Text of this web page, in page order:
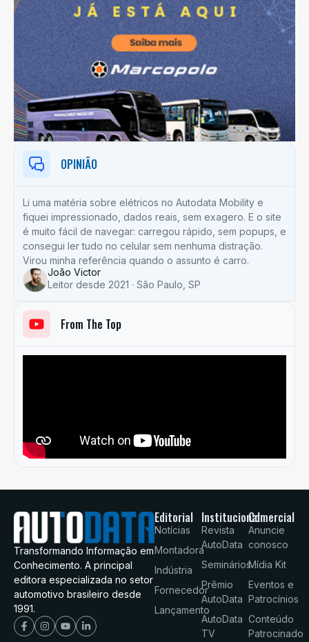
OPINIÃO
Li uma matéria sobre elétricos no Autodata Mobility e
fiquei impressionado, dados reais, sem exagero. E o site
é muito fácil de navegar: carregou rápido, sem popups, e
consegui ler tudo no celular sem nenhuma distração.
Virou minha referência quando o assunto é carro.
João Victor
Leitor desde 2021 · São Paulo, SP
From The Top
Transformando Informação em
Conhecimento. A principal
editora especializada no setor
automotivo brasileiro desde
1991.
Editorial
Notícias
Montadora
Indústria
Fornecedor
Lançamento
Institucional
Revista
AutoData
Seminários
Prêmio
AutoData
AutoData
TV
Comercial
Anuncie
conosco
Mídia Kit
Eventos e
Patrocínios
Conteúdo
Patrocinado